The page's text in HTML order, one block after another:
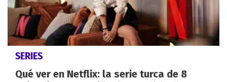
SERIES
Qué ver en Netflix: la serie turca de 8